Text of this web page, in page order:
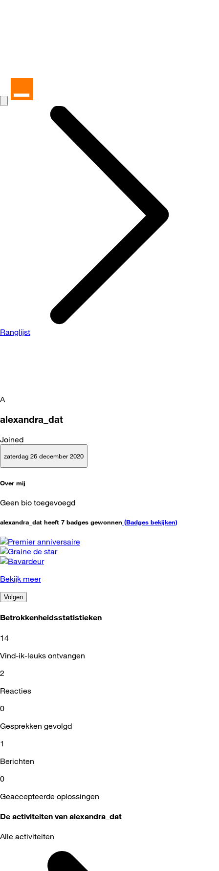
Ranglijst
A
alexandra_dat
Joined
zaterdag 26 december 2020
Over mij
Geen bio toegevoegd
alexandra_dat heeft 7 badges gewonnen (Badges bekijken)
Bekijk meer
Volgen
Betrokkenheidsstatistieken
14
Vind-ik-leuks ontvangen
2
Reacties
0
Gesprekken gevolgd
1
Berichten
0
Geaccepteerde oplossingen
De activiteiten van alexandra_dat
Alle activiteiten